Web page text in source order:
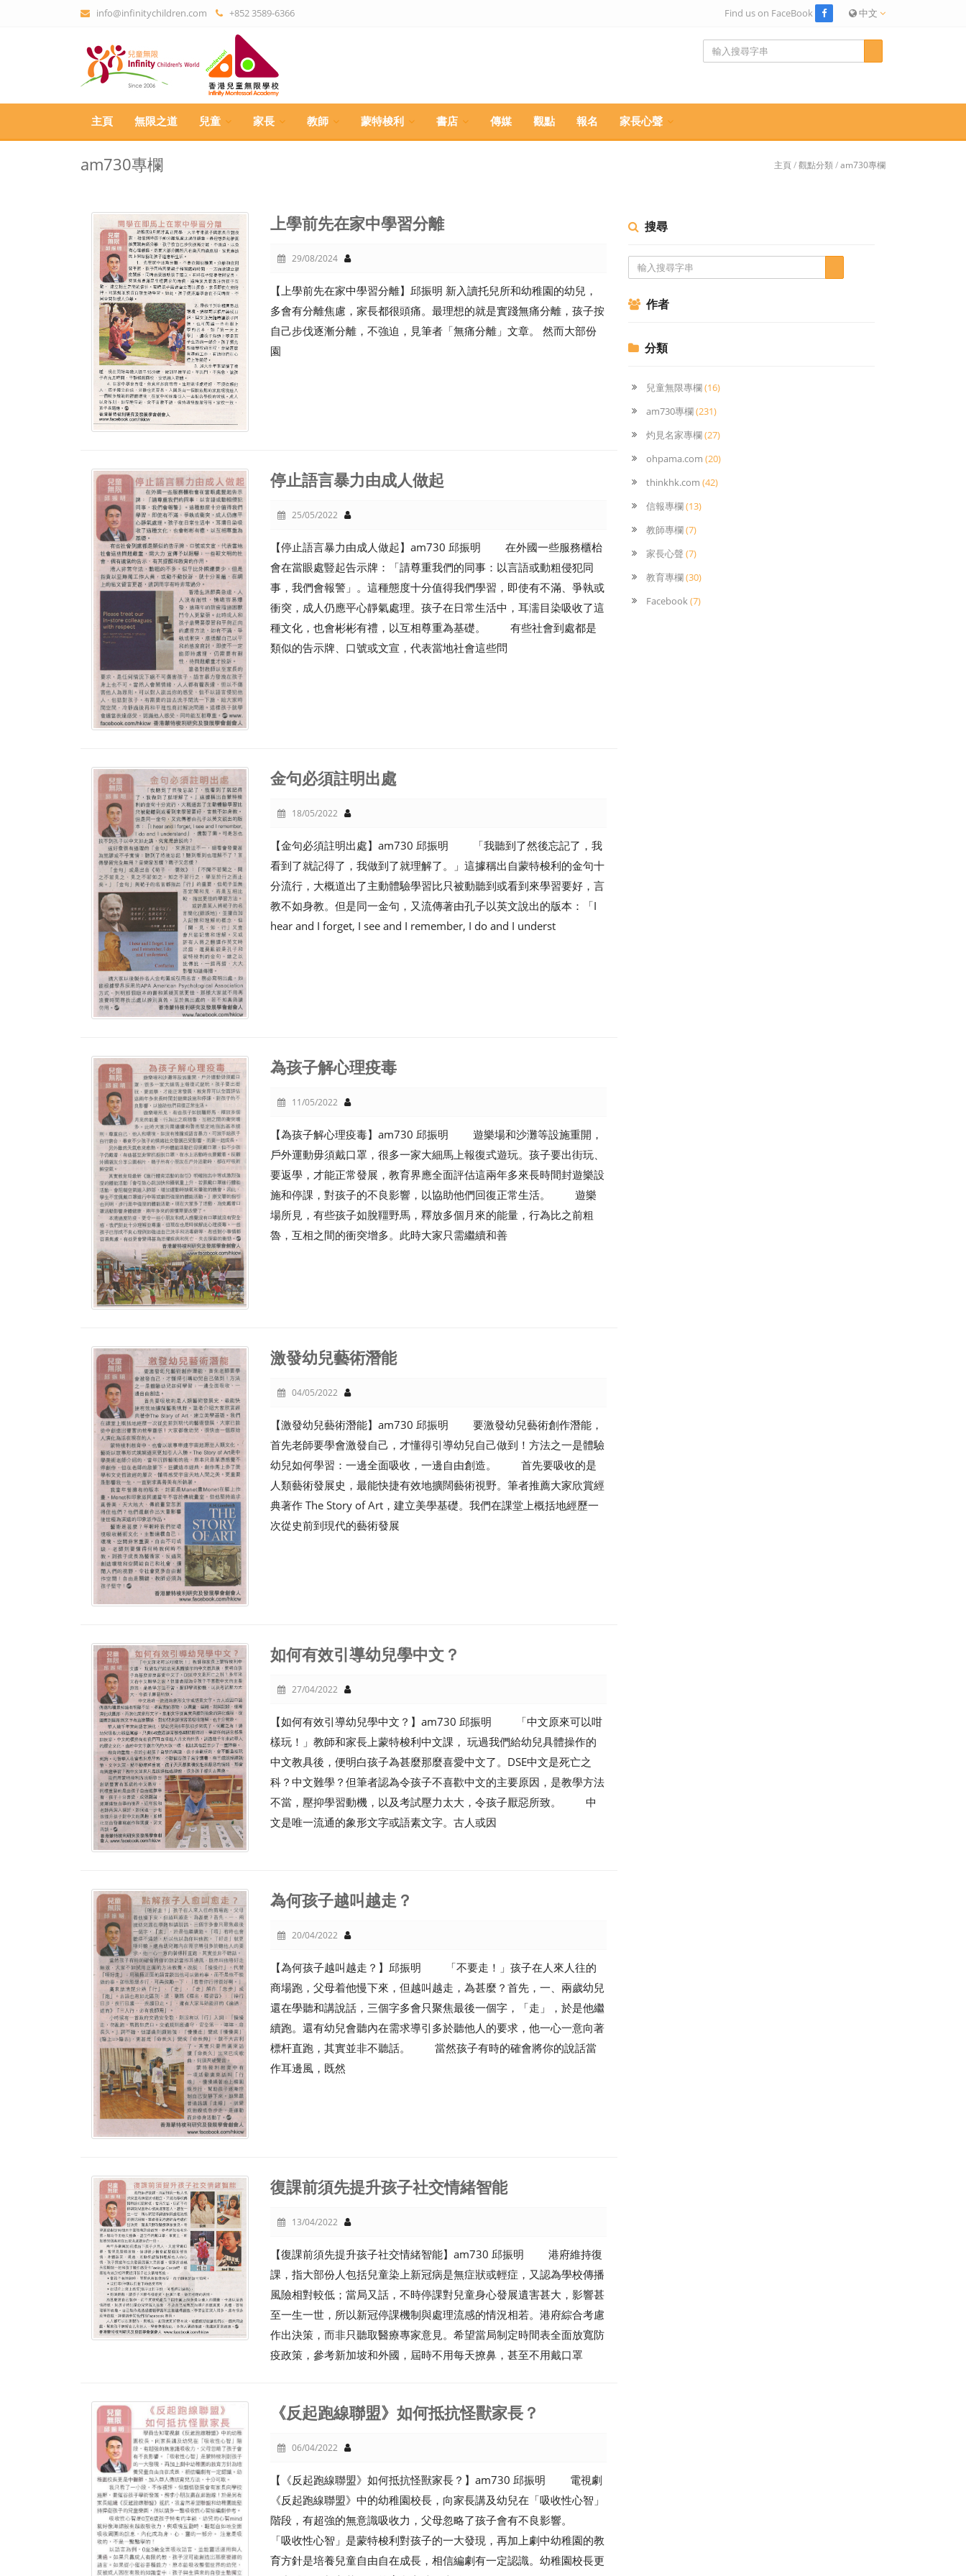
info@infinitychildren.com +852 3589-6366 中文
Find us on FaceBook
主頁 無限之道 兒童 家長 教師 蒙特梭利 書店 傳媒 觀點 報名 家長心聲
am730專欄 主頁/觀點分類/am730專欄
上學前先在家中學習分離
29/08/2024
【上學前先在家中學習分離】邱振明 新入讀托兒所和幼稚園的幼兒，
多會有分離焦慮，家長都很頭痛。最理想的就是實踐無痛分離，孩子按
自己步伐逐漸分離，不強迫，見筆者「無痛分離」文章。 然而大部份
園
停止語言暴力由成人做起
25/05/2022
【停止語言暴力由成人做起】am730 邱振明 在外國一些服務櫃枱
會在當眼處豎起告示牌：「請尊重我們的同事：以言語或動粗侵犯同
事，我們會報警」。這種態度十分值得我們學習，即使有不滿、爭執或
衝突，成人仍應平心靜氣處理。孩子在日常生活中，耳濡目染吸收了這
種文化，也會彬彬有禮，以互相尊重為基礎。 有些社會到處都是
類似的告示牌、口號或文宣，代表當地社會這些問
金句必須註明出處
18/05/2022
【金句必須註明出處】am730 邱振明 「我聽到了然後忘記了，我
看到了就記得了，我做到了就理解了。」這據稱出自蒙特梭利的金句十
分流行，大概道出了主動體驗學習比只被動聽到或看到來學習要好，言
教不如身教。但是同一金句，又流傳著由孔子以英文說出的版本：「I
hear and I forget, I see and I remember, I do and I underst
為孩子解心理疫毒
11/05/2022
【為孩子解心理疫毒】am730 邱振明 遊樂場和沙灘等設施重開，
戶外運動毋須戴口罩，很多一家大細馬上報復式遊玩。孩子要出街玩、
要返學，才能正常發展，教育界應全面評估這兩年多來長時間封遊樂設
施和停課，對孩子的不良影響，以協助他們回復正常生活。 遊樂
場所見，有些孩子如脫韁野馬，釋放多個月來的能量，行為比之前粗
魯，互相之間的衝突增多。此時大家只需繼續和善
激發幼兒藝術潛能
04/05/2022
【激發幼兒藝術潛能】am730 邱振明 要激發幼兒藝術創作潛能，
首先老師要學會激發自己，才懂得引導幼兒自己做到！方法之一是體驗
幼兒如何學習：一邊全面吸收，一邊自由創造。 首先要吸收的是
人類藝術發展史，最能快捷有效地擴闊藝術視野。筆者推薦大家欣賞經
典著作 The Story of Art，建立美學基礎。我們在課堂上概括地經歷一
次從史前到現代的藝術發展
如何有效引導幼兒學中文？
27/04/2022
【如何有效引導幼兒學中文？】am730 邱振明 「中文原來可以咁
樣玩！」教師和家長上蒙特梭利中文課， 玩過我們給幼兒具體操作的
中文教具後，便明白孩子為甚麼那麼喜愛中文了。DSE中文是死亡之
科？中文難學？但筆者認為令孩子不喜歡中文的主要原因，是教學方法
不當，壓抑學習動機，以及考試壓力太大，令孩子厭惡所致。 中
文是唯一流通的象形文字或語素文字。古人或因
為何孩子越叫越走？
20/04/2022
【為何孩子越叫越走？】邱振明 「不要走！」孩子在人來人往的
商場跑，父母着他慢下來，但越叫越走，為甚麼？首先，一、兩歲幼兒
還在學聽和講說話，三個字多會只聚焦最後一個字，「走」，於是他繼
續跑。還有幼兒會聽內在需求導引多於聽他人的要求，他一心一意向著
標杆直跑，其實並非不聽話。 當然孩子有時的確會將你的說話當
作耳邊風，既然
復課前須先提升孩子社交情緒智能
13/04/2022
【復課前須先提升孩子社交情緒智能】am730 邱振明 港府維持復
課，指大部份人包括兒童染上新冠病是無症狀或輕症，又認為學校傳播
風險相對較低；當局又話，不時停課對兒童身心發展遺害甚大，影響甚
至一生一世，所以新冠停課機制與處理流感的情況相若。港府綜合考慮
作出決策，而非只聽取醫療專家意見。希望當局制定時間表全面放寬防
疫政策，參考新加坡和外國，屆時不用每天撩鼻，甚至不用戴口罩
《反起跑線聯盟》如何抵抗怪獸家長？
06/04/2022
【《反起跑線聯盟》如何抵抗怪獸家長？】am730 邱振明 電視劇
《反起跑線聯盟》中的幼稚園校長，向家長講及幼兒在「吸收性心智」
階段，有超強的無意識吸收力，父母忽略了孩子會有不良影響。
「吸收性心智」是蒙特梭利對孩子的一大發現，再加上劇中幼稚園的教
育方針是培養兒童自由自在成長，相信編劇有一定認識。幼稚園校長更
搜尋
作者
分類
兒童無限專欄(16)
am730專欄(231)
灼見名家專欄(27)
ohpama.com (20)
thinkhk.com (42)
信報專欄(13)
教師專欄(7)
家長心聲 (7)
教育專欄(30)
Facebook(7)